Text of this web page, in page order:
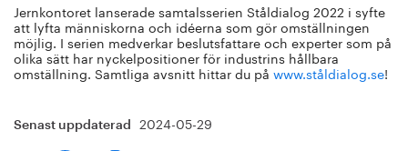
Jernkontoret lanserade samtalsserien Ståldialog 2022 i syfte
att lyfta människorna och idéerna som gör omställningen
möjlig. I serien medverkar beslutsfattare och experter som på
olika sätt har nyckelpositioner för industrins hållbara
omställning. Samtliga avsnitt hittar du på www.ståldialog.se!
Senast uppdaterad 2024-05-29